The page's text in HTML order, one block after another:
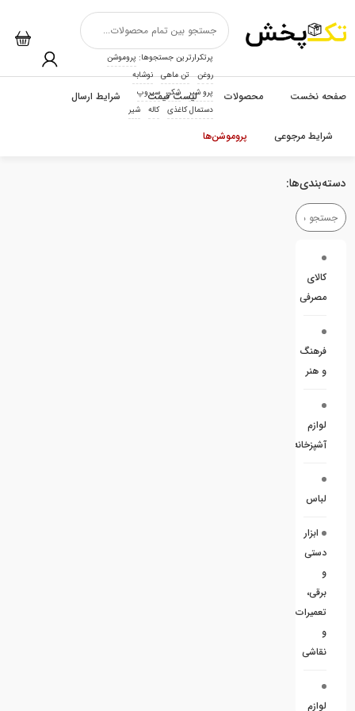
پرتکرارترین جستجوها: پروموشن
روغن
تن ماهی
نوشابه
پرو شیر
شکر
سیروپ
دستمال کاغذی
کاله شیر
صفحه نخست محصولات لیست قیمت شرایط ارسال
شرایط مرجوعی پروموشن‌ها
دسته‌بندی‌ها:
کالای
مصرفی
فرهنگ
و هنر
لوازم
آشپزخانه
لباس
ابزار
دستی
و
برقی،
تعمیرات
و
نقاشی
لوازم